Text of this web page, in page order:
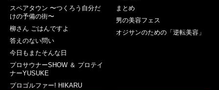
スペアタウン 〜つくろう自分だ
けの予備の街〜
柳さん ごはんですよ
答えのない問い
今日もまたそんな日
プロサウナーSHOW ＆ プロテイ
ナーYUSUKE
プロゴルファー! HIKARU
まとめ
男の美容フェス
オジサンのための「逆転美容」